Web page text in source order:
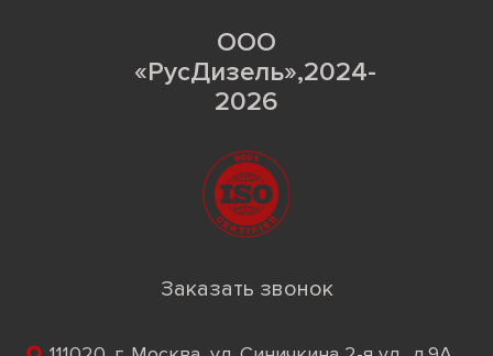
ООО
«РусДизель»,2024-
2026
Заказать звонок